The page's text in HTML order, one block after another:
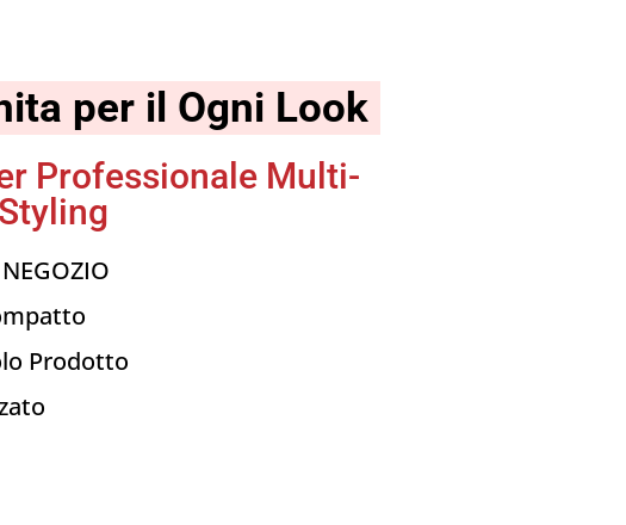
per il Ogni Look
Professionale Multi-
Styling
Prodotto